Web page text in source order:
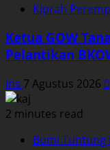
Kiprah
Ketua GOW
Pelantikan
Ins 7 Agustus 2026 0
2 minutes read
Bumi Tuntung